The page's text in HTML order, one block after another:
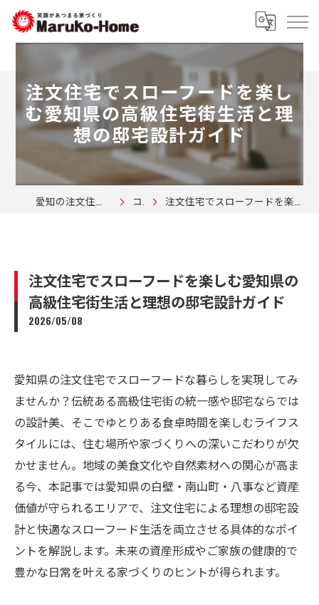
注文住宅でスローフードを楽し
む愛知県の高級住宅街生活と理
想の邸宅設計ガイド
愛知の注文住宅なら株式会社マルコーホーム コラム 注文住宅でスローフードを楽しむ愛知県の高級住宅街生活と理想の邸宅設計ガイド
注文住宅でスローフードを楽しむ愛知県の
高級住宅街生活と理想の邸宅設計ガイド
2026/05/08
愛知県の注文住宅でスローフードな暮らしを実現してみ
ませんか？伝統ある高級住宅街の統一感や邸宅ならでは
の設計美、そこでゆとりある食卓時間を楽しむライフス
タイルには、住む場所や家づくりへの深いこだわりが欠
かせません。地域の美食文化や自然素材への関心が高ま
る今、本記事では愛知県の白壁・南山町・八事など資産
価値が守られるエリアで、注文住宅による理想の邸宅設
計と快適なスローフード生活を両立させる具体的なポイ
ントを解説します。未来の資産形成やご家族の健康的で
豊かな日常を叶える家づくりのヒントが得られます。